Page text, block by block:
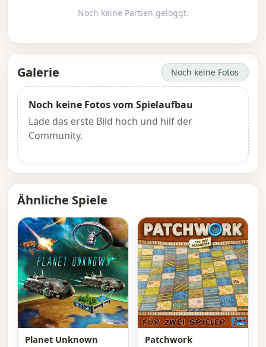
Noch keine Partien geloggt.
Galerie Noch keine Fotos
Noch keine Fotos vom Spielaufbau
Lade das erste Bild hoch und hilf der
Community.
Ähnliche Spiele
Planet Unknown Patchwork